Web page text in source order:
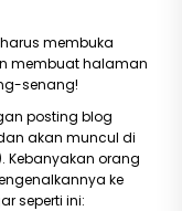
membuka
membuat halaman
senang!
posting blog
akan muncul di
Kebanyakan orang
ke
seperti ini: